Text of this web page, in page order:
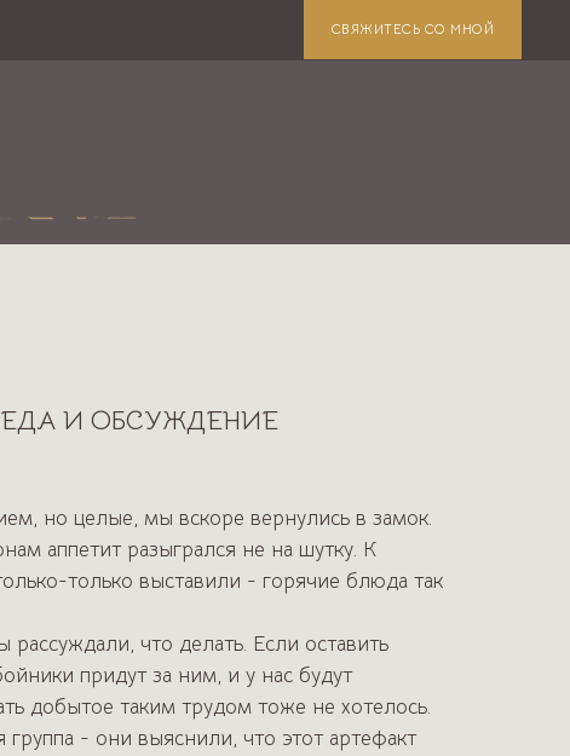
СВЯЖИТЕСЬ СО МНОЙ
И ОБСУЖДЕНИЕ
но целые, мы вскоре вернулись в замок.
аппетит разыгрался не на шутку. К
только выставили - горячие блюда так
что делать. Если оставить
придут за ним, и у нас будут
добытое таким трудом тоже не хотелось.
группа - они выяснили, что этот артефакт